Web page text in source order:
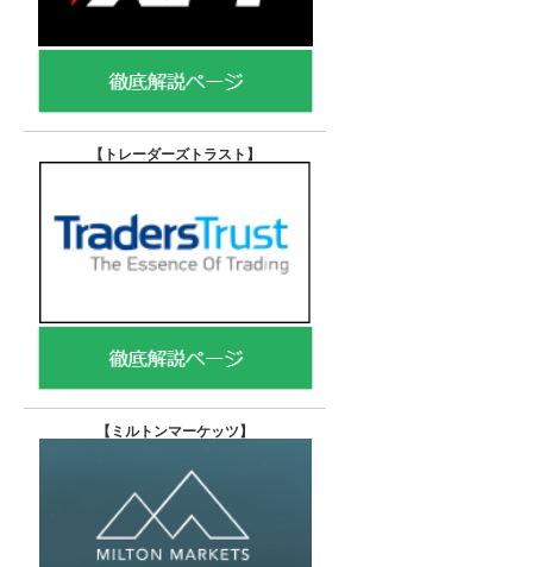
【トレーダーズトラスト 】
【 ミルトンマーケッツ】